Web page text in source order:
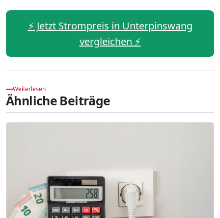
⚡️ Jetzt Strompreis in Unterpinswang
vergleichen ⚡️
Weiterlesen
Ähnliche Beiträge